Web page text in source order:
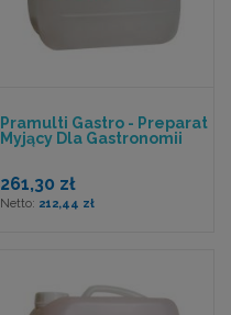
Pramulti Gastro - Preparat
Myjący Dla Gastronomii
261,30 zł
212,44 zł